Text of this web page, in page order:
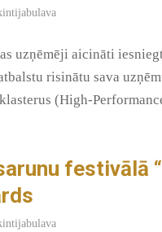
uzņēmēji aicināti
risinātu sava
(High-
festivālā